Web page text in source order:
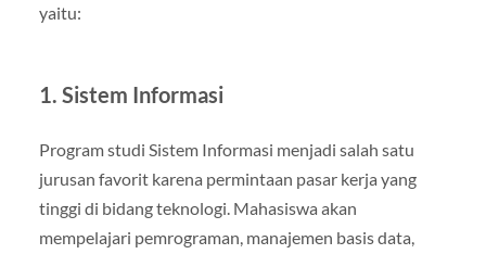
yaitu:
1. Sistem Informasi
Program studi Sistem Informasi menjadi salah satu
jurusan favorit karena permintaan pasar kerja yang
tinggi di bidang teknologi. Mahasiswa akan
mempelajari pemrograman, manajemen basis data,